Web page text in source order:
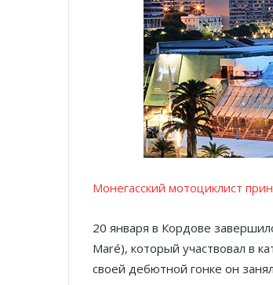
Монегасский мотоциклист
20 января в Кордове
Maré), который участвовал в
своей дебютной гонке он